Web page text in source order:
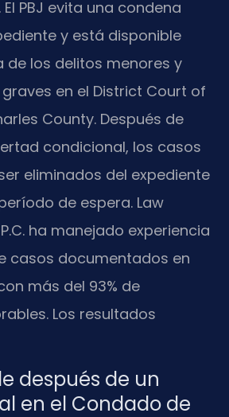
PBJ evita una condena
y está disponible
de los delitos menores y
en el District Court of
County. Después de
condicional, los casos
eliminados del expediente
de espera. Law
ha manejado experiencia
casos documentados en
más del 93% de
Los resultados
después de un
en el Condado de